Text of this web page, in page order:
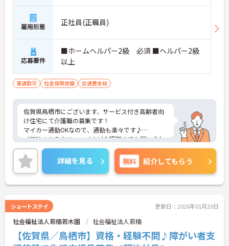
雇用形態 正社員(正職員)
応募要件
■ホームヘルパー2級 必須 ■ヘルパー2級
以上
車通勤可 社会保険完備 交通費支給
佐賀県鳥栖市にございます、サービス付き高齢者向
け住宅にて介護職の募集です！
マイカー通勤OKなので、通勤も楽々です♪
ご興味のある方は、マイナビ介護職までお問い合わ
せください。
詳細を見る 無料 紹介してもらう
ショートステイ 更新日：2026年01月20日
社会福祉法人若楠若木園 社会福祉法人若楠
【佐賀県／鳥栖市】資格・経験不問♪障がい者支